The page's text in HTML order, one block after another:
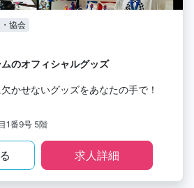
協会
のオフィシャルグッズ
かせないグッズをあなたの手で！
1番9号 5階
求人詳細